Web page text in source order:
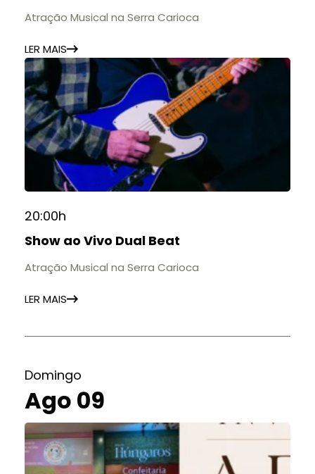
Atração Musical na Serra Carioca
LER MAIS
20:00h
Show ao Vivo Dual Beat
Atração Musical na Serra Carioca
LER MAIS
Domingo
Ago 09